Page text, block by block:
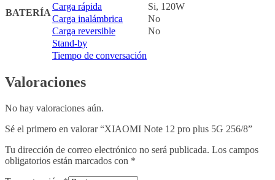
BATERÍA
Carga rápida
Si, 120W
Carga inalámbrica
No
Carga reversible
No
Stand-by
Tiempo de conversación
Valoraciones
No hay valoraciones aún.
Sé el primero en valorar “XIAOMI Note 12 pro plus 5G 256/8”
Tu dirección de correo electrónico no será publicada. Los campos
obligatorios están marcados con *